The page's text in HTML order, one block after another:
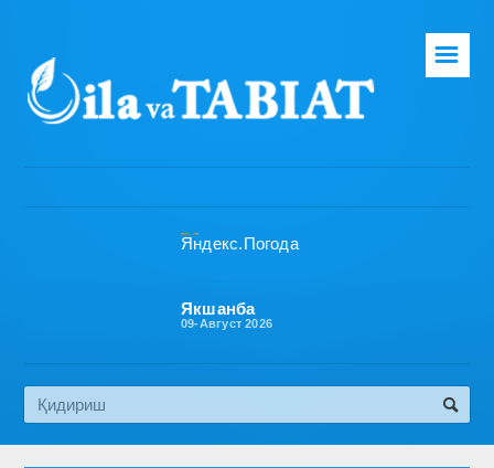
Бош саҳифа
Эко медиа
☰
Якшанба
09-Август 2026